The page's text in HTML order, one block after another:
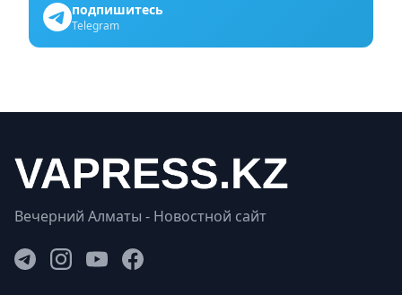
подпишитесь
Telegram
Вечерний Алматы - Новостной сайт